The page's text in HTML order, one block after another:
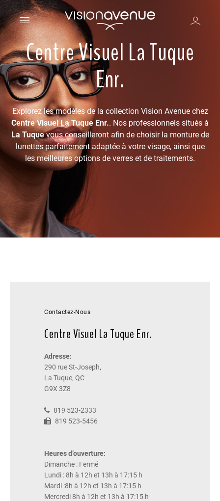
Centre Visuel La Tuque
Enr.
Explorez les modèles de la collection Vision Avenue chez
Centre Visuel La Tuque Enr.. Nos professionnels situés à
La Tuquevous conseilleront afin de choisir la monture de
lunettes parfaitement adaptée à votre visage, ainsi que
les meilleures options de verres et de traitements.
Contactez-Nous
Centre Visuel La Tuque Enr.
Adresse:
290 rue St-Joseph,
La Tuque, QC
G9X 3Z8
819 523-2333
819 523-5456
Heures d’ouverture:
Dimanche : Fermé
Lundi : 8h à 12h et 13h à 17:15 h
Mardi :8h à 12h et 13h à 17:15 h
Mercredi 8h à 12h et 13h à 17:15 h